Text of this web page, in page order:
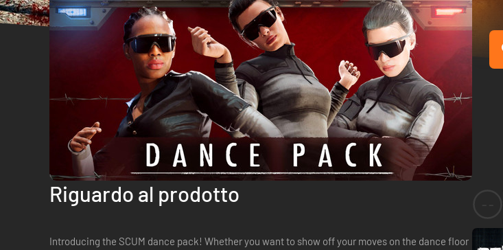
Riguardo al prodotto
Introducing the SCUM dance pack! Whether you want to show off your moves on the dance floor